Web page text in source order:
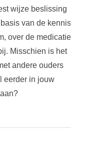
wijze beslissing
van de kennis
over de medicatie
Misschien is het
andere ouders
eerder in jouw